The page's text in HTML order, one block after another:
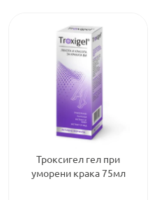
Троксигел гел при
уморени крака 75мл